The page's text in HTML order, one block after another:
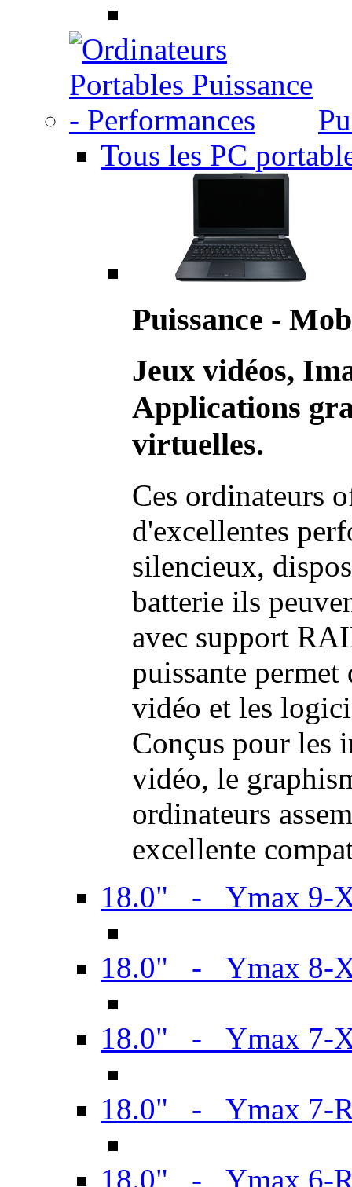
Tous les PC
Puissance -
Jeux vidéos,
Applications
virtuelles.
Ces ordinateurs
d'excellentes
silencieux,
batterie ils
avec support
puissante permet
vidéo et les
Conçus pour les
vidéo, le
ordinateurs
excellente
18.0" - Ymax 9-
18.0" - Ymax 8-
18.0" - Ymax 7-
18.0" - Ymax 7-
18.0" - Ymax 6-